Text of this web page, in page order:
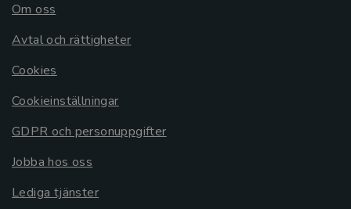
Om oss
Avtal och rättigheter
Cookies
Cookieinställningar
GDPR och personuppgifter
Jobba hos oss
Lediga tjänster